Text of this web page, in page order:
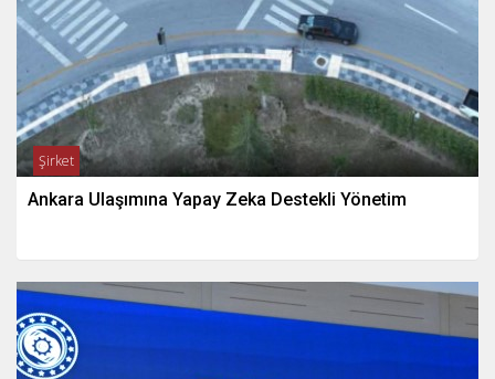
Şirket
Ankara Ulaşımına Yapay Zeka Destekli Yönetim